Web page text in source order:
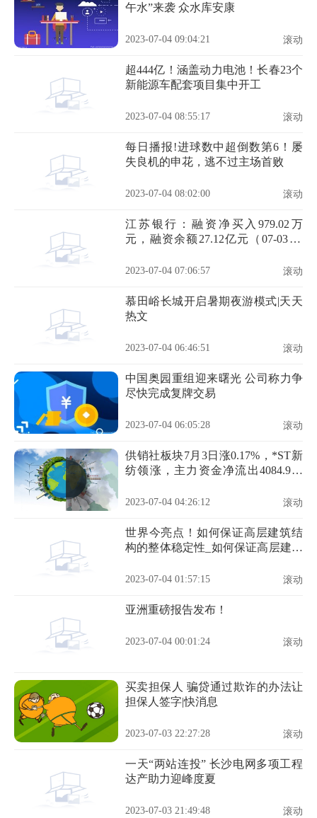
午水”来袭 众水库安康
2023-07-04 09:04:21 滚动
超444亿！涵盖动力电池！长春23个
新能源车配套项目集中开工
2023-07-04 08:55:17 滚动
每日播报!进球数中超倒数第6！屡
失良机的申花，逃不过主场首败
2023-07-04 08:02:00 滚动
江苏银行：融资净买入979.02万
元，融资余额27.12亿元（07-03）|
2023-07-04 07:06:57 滚动
慕田峪长城开启暑期夜游模式|天天
热文
2023-07-04 06:46:51 滚动
中国奥园重组迎来曙光 公司称力争
尽快完成复牌交易
2023-07-04 06:05:28 滚动
供销社板块7月3日涨0.17%，*ST新
纺领涨，主力资金净流出4084.9万
2023-07-04 04:26:12 滚动
世界今亮点！如何保证高层建筑结
构的整体稳定性_如何保证高层建筑
2023-07-04 01:57:15 滚动
亚洲重磅报告发布！
2023-07-04 00:01:24 滚动
买卖担保人 骗贷通过欺诈的办法让
担保人签字|快消息
2023-07-03 22:27:28 滚动
一天“两站连投” 长沙电网多项工程
达产助力迎峰度夏
2023-07-03 21:49:48 滚动